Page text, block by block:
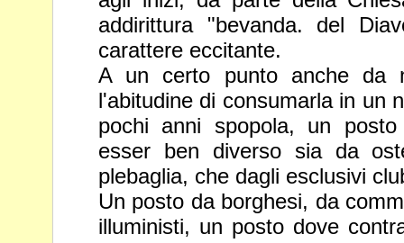
addirittura "bevanda. del
carattere eccitante.
A un certo punto anche da
l'abitudine di consumarla in un
pochi anni spopola, un
esser ben diverso sia da
plebaglia, che dagli esclusivi
Un posto da borghesi, da
illuministi, un posto dove